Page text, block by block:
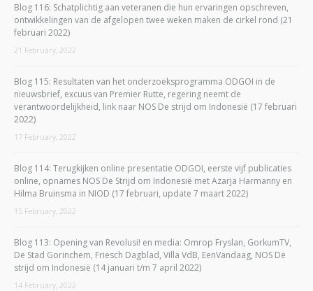
Blog 116: Schatplichtig aan veteranen die hun ervaringen opschreven,
ontwikkelingen van de afgelopen twee weken maken de cirkel rond (21
februari 2022)
21 February, 2022
Blog 115: Resultaten van het onderzoeksprogramma ODGOI in de
nieuwsbrief, excuus van Premier Rutte, regering neemt de
verantwoordelijkheid, link naar NOS De strijd om Indonesië (17 februari
2022)
17 February, 2022
Blog 114: Terugkijken online presentatie ODGOI, eerste vijf publicaties
online, opnames NOS De Strijd om Indonesië met Azarja Harmanny en
Hilma Bruinsma in NIOD (17 februari, update 7 maart 2022)
15 February, 2022
Blog 113: Opening van Revolusi! en media: Omrop Fryslan, GorkumTV,
De Stad Gorinchem, Friesch Dagblad, Villa VdB, EenVandaag, NOS De
strijd om Indonesië (14 januari t/m 7 april 2022)
14 February, 2022